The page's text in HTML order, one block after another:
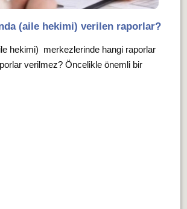
(aile hekimi) verilen raporlar?
hekimi) merkezlerinde hangi raporlar
verilmez? Öncelikle önemli bir